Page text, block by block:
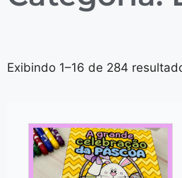
Exibindo 1–16 de 284